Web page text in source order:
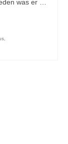
was er …